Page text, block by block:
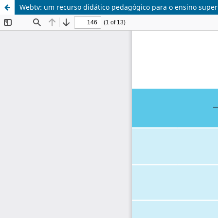
Webtv: um recurso didático pedagógico para o ensino